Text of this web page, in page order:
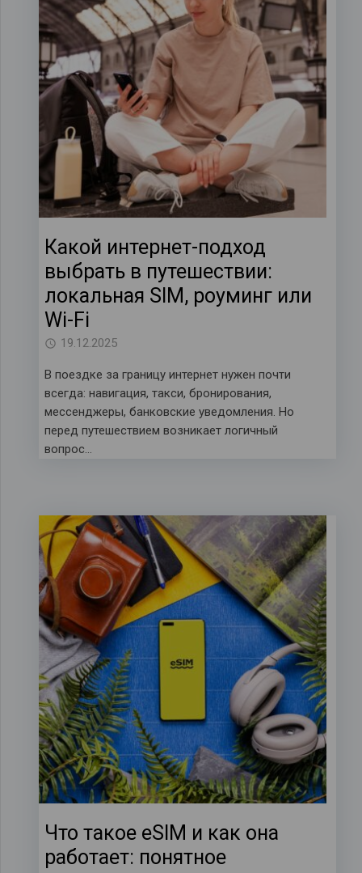
Какой интернет-подход
выбрать в путешествии:
локальная SIM, роуминг или
Wi-Fi
19.12.2025
В поездке за границу интернет нужен почти
всегда: навигация, такси, бронирования,
мессенджеры, банковские уведомления. Но
перед путешествием возникает логичный
вопрос…
Что такое eSIM и как она
работает: понятное